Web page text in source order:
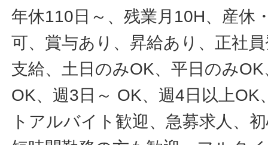
年休110日～、残業月10H、産休
可、賞与あり、昇給あり、正社
支給、土日のみOK、平日のみ
OK、週3日～ OK、週4日以上
トアルバイト歓迎、急募求人、